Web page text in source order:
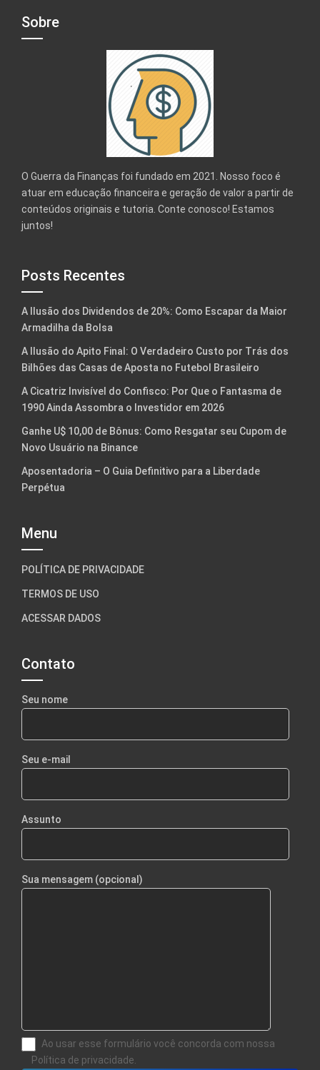
Sobre
O Guerra da Finanças foi fundado em 2021. Nosso foco é
atuar em educação financeira e geração de valor a partir de
conteúdos originais e tutoria. Conte conosco! Estamos
juntos!
Posts Recentes
A Ilusão dos Dividendos de 20%: Como Escapar da Maior
Armadilha da Bolsa
A Ilusão do Apito Final: O Verdadeiro Custo por Trás dos
Bilhões das Casas de Aposta no Futebol Brasileiro
A Cicatriz Invisível do Confisco: Por Que o Fantasma de
1990 Ainda Assombra o Investidor em 2026
Ganhe U$ 10,00 de Bônus: Como Resgatar seu Cupom de
Novo Usuário na Binance
Aposentadoria – O Guia Definitivo para a Liberdade
Perpétua
Menu
POLÍTICA DE PRIVACIDADE
TERMOS DE USO
ACESSAR DADOS
Contato
Seu nome
Seu e-mail
Assunto
Sua mensagem (opcional)
Ao usar esse formulário você concorda com nossa
Política de privacidade.